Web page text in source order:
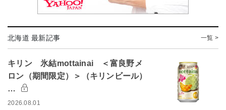
北海道 最新記事 一覧 >
キリン 氷結mottainai ＜富良野メ
ロン（期間限定）＞（キリンビール）
…
2026.08.01